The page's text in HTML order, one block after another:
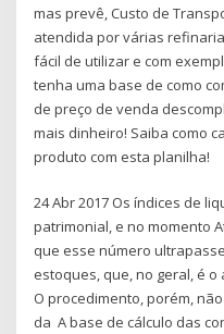
mas prevê, Custo de
atendida por várias
fácil de utilizar e com
tenha uma base de como
de preço de venda
mais dinheiro! Saiba como
produto com esta planilha!
24 Abr 2017 Os índices de
patrimonial, e no momento
que esse número
estoques, que, no geral, é
O procedimento, porém,
da A base de cálculo das